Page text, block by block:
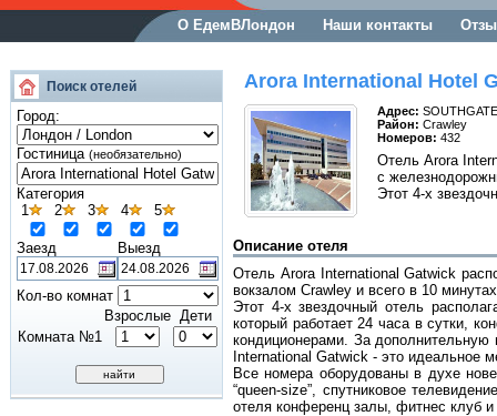
О ЕдемВЛондон Наши контакты
Поиск отелей
Город:
Гостиница (необязательно)
Категория
1
2 3 4 5
Заезд Выезд
Кол-во комнат
Взрослые Дети
Комната №1
Arora International Hotel
Адрес:
Район: Crawley
Номеров: 432
Отель Arora
с
Этот 4-х
Описание отеля
Отель Arora International Gatwick
вокзалом Crawley и всего в 10
Этот 4-х звездочный отель
который работает 24 часа в сутки,
кондиционерами. За дополнительную
International Gatwick - это идеальное
Все номера оборудованы в духе
“queen-size”, спутниковое
отеля конференц залы, фитнес клуб